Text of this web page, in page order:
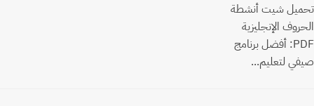
تحميل شيت أنشطة
الحروف الإنجليزية
PDF: أفضل برنامج
صيفي لتعليم...